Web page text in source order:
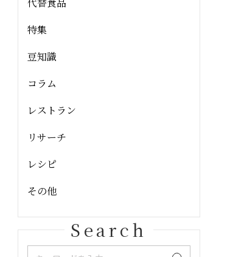
特集
豆知識
コラム
レストラン
リサーチ
レシピ
その他
Search